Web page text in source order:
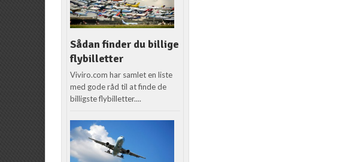
Sådan finder du billige
flybilletter
Viviro.com har samlet en liste
med gode råd til at finde de
billigste flybilletter....